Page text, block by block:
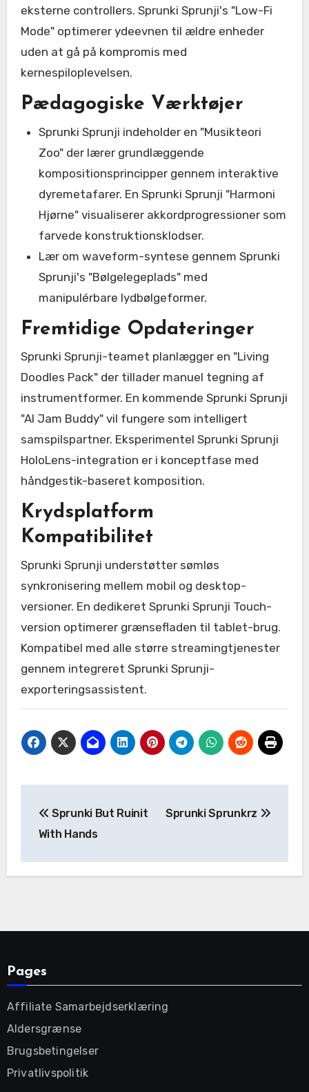
eksterne controllers. Sprunki Sprunji's "Low-Fi
Mode" optimerer ydeevnen til ældre enheder
uden at gå på kompromis med
kernespiloplevelsen.
Pædagogiske Værktøjer
Sprunki Sprunji indeholder en "Musikteori
Zoo" der lærer grundlæggende
kompositionsprincipper gennem interaktive
dyremetafarer. En Sprunki Sprunji "Harmoni
Hjørne" visualiserer akkordprogressioner som
farvede konstruktionsklodser.
Lær om waveform-syntese gennem Sprunki
Sprunji's "Bølgelegeplads" med
manipulérbare lydbølgeformer.
Fremtidige Opdateringer
Sprunki Sprunji-teamet planlægger en "Living
Doodles Pack" der tillader manuel tegning af
instrumentformer. En kommende Sprunki Sprunji
"AI Jam Buddy" vil fungere som intelligert
samspilspartner. Eksperimentel Sprunki Sprunji
HoloLens-integration er i konceptfase med
håndgestik-baseret komposition.
Krydsplatform
Kompatibilitet
Sprunki Sprunji understøtter sømløs
synkronisering mellem mobil og desktop-
versioner. En dedikeret Sprunki Sprunji Touch-
version optimerer grænsefladen til tablet-brug.
Kompatibel med alle større streamingtjenester
gennem integreret Sprunki Sprunji-
exporteringsassistent.
navigation
Sprunki But Ruinit
With Hands
Sprunki Sprunkrz
Pages
Affiliate Samarbejdserklæring
Aldersgrænse
Brugsbetingelser
Privatlivspolitik